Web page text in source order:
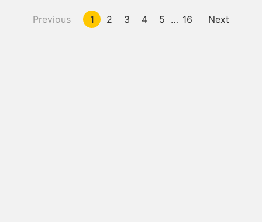
Previous 1 2 3 4 5 … 16 Next